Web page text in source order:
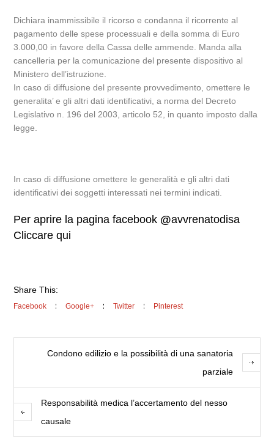
Dichiara inammissibile il ricorso e condanna il ricorrente al
pagamento delle spese processuali e della somma di Euro
3.000,00 in favore della Cassa delle ammende. Manda alla
cancelleria per la comunicazione del presente dispositivo al
Ministero dell’istruzione.
In caso di diffusione del presente provvedimento, omettere le
generalita’ e gli altri dati identificativi, a norma del Decreto
Legislativo n. 196 del 2003, articolo 52, in quanto imposto dalla
legge.
In caso di diffusione omettere le generalità e gli altri dati
identificativi dei soggetti interessati nei termini indicati.
Per aprire la pagina facebook @avvrenatodisa
Cliccare qui
Share This:
Facebook Google+ Twitter Pinterest
Condono edilizio e la possibilità di una sanatoria
parziale
Responsabilità medica l’accertamento del nesso
causale